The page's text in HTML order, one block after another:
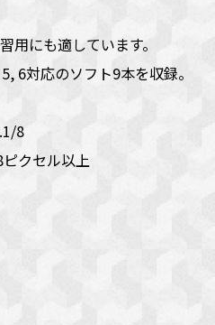
用にも適しています。
6対応のソフト9本を収録。
8
クセル以上